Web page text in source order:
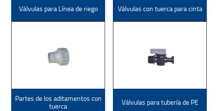
Válvulas para Línea de riego Válvulas con tuerca para cinta
Partes de los aditamentos con
tuerca
Válvulas para tubería de PE